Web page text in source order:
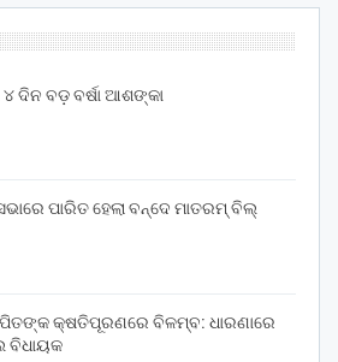
ଦିନ ବଡ଼ ବର୍ଷା ଆଶଙ୍କା
ପାରିତ ହେଲା ବନ୍ଦେ ମାତରମ୍‌ ବିଲ୍‌
କ୍ଷତିପୂରଣରେ ବିଳମ୍ବ: ଧାରଣାରେ
ବିଧାୟକ